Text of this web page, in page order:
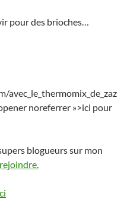
pour des brioches…
noreferrer »>ici pour
blogueurs sur mon